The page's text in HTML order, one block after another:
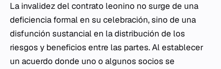
La invalidez del contrato leonino no surge de una
deficiencia formal en su celebración, sino de una
disfunción sustancial en la distribución de los
riesgos y beneficios entre las partes. Al establecer
un acuerdo donde uno o algunos socios se